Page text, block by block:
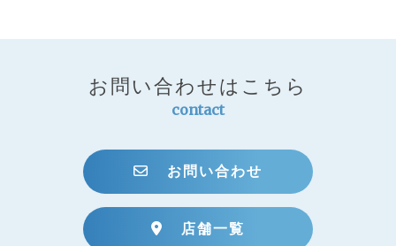
お問い合わせはこちら
contact
お問い合わせ
店舗一覧